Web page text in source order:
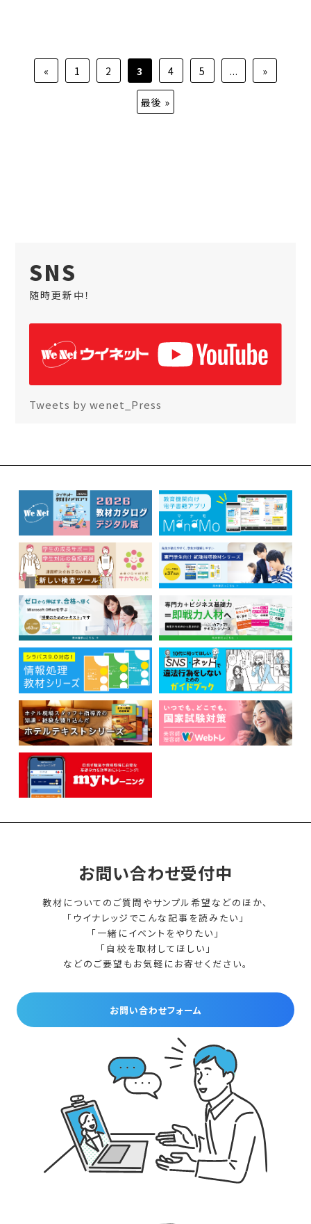
« 1 2 3 4 5 ... »
最後 »
SNS
随時更新中！
Tweets by wenet_Press
お問い合わせ受付中
教材についてのご質問やサンプル希望などのほか、
「ウイナレッジでこんな記事を読みたい」
「一緒にイベントをやりたい」
「自校を取材してほしい」
などのご要望もお気軽にお寄せください。
お問い合わせフォーム